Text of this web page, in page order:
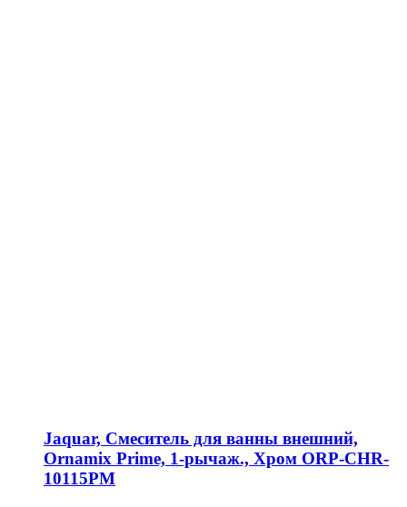
Jaquar, Смеситель для ванны внешний,
Ornamix Prime, 1-рычаж., Хром ORP-CHR-
10115PM